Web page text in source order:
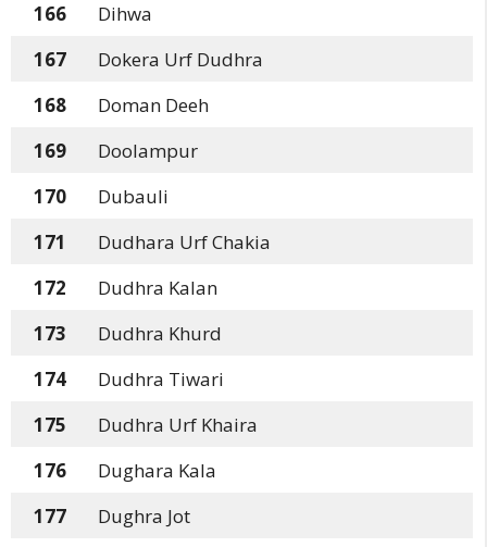
166
Dihwa
167
Dokera Urf Dudhra
168
Doman Deeh
169
Doolampur
170
Dubauli
171
Dudhara Urf Chakia
172
Dudhra Kalan
173
Dudhra Khurd
174
Dudhra Tiwari
175
Dudhra Urf Khaira
176
Dughara Kala
177
Dughra Jot